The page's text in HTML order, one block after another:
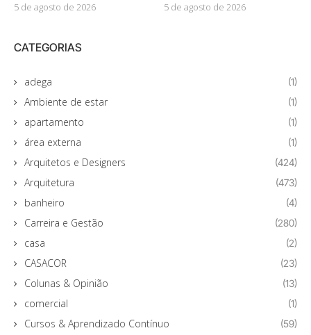
5 de agosto de 2026 5 de agosto de 2026
CATEGORIAS
adega (1)
Ambiente de estar (1)
apartamento (1)
área externa (1)
Arquitetos e Designers (424)
Arquitetura (473)
banheiro (4)
Carreira e Gestão (280)
casa (2)
CASACOR (23)
Colunas & Opinião (13)
comercial (1)
Cursos & Aprendizado Contínuo (59)